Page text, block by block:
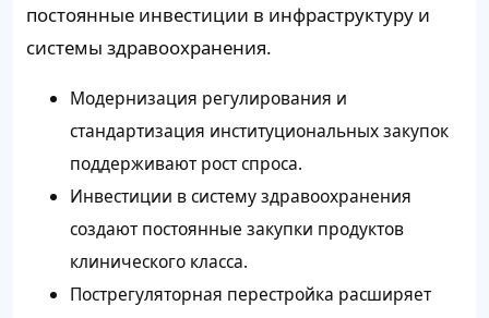
постоянные инвестиции в инфраструктуру и
системы здравоохранения.
Модернизация регулирования и
стандартизация институциональных закупок
поддерживают рост спроса.
Инвестиции в систему здравоохранения
создают постоянные закупки продуктов
клинического класса.
Пострегуляторная перестройка расширяет